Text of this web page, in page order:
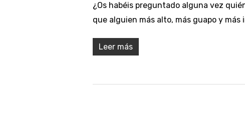
¿Os habéis preguntado alguna vez
que alguien más alto, más guapo y
Leer más